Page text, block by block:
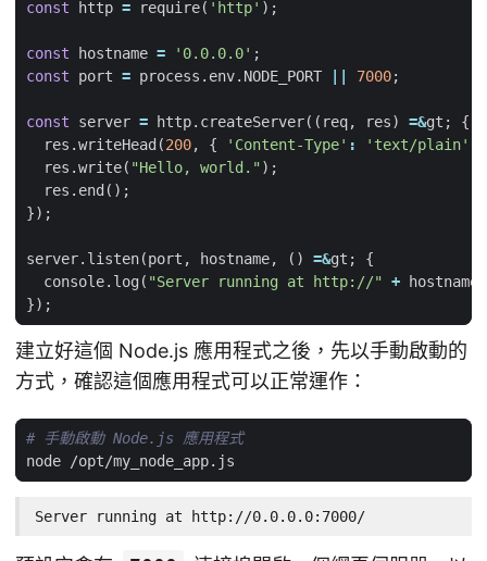
const http = require( 'http' );
const hostname = '0.0.0.0' ;
const
port = process . env. NODE_PORT 7000;
const server = http. createServer(( req, res) =&gt ;
{
res .writeHead (200, { 'Content-Type' : 'text/plain'
res .write( "Hello, world.");
res . end ();
});
server. listen(port , hostname, () =&gt ;
{
console. log ( "Server running at http://" +
hostname
});
建立好這個 Node.js 應用程式之後，先以手動啟動的
方式，確認這個應用程式可以正常運作：
# 手動啟動 Node.js 應用程式
Server running at http://0.0.0.0:7000/